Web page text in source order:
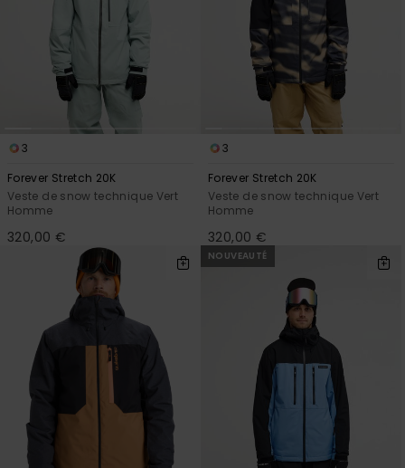
fréquentes
formulaire
de
contact.
3
Forever Stretch 20K
Veste de snow technique Vert
Homme
320,00 €
3
Forever Stretch 20K
Veste de snow technique Vert
Homme
320,00 €
NOUVEAUTÉ